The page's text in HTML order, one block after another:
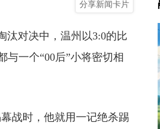
分享新闻卡片
汰对决中，温州以3:0的比
一个“00后”小将密切相
战时，他就用一记绝杀踢